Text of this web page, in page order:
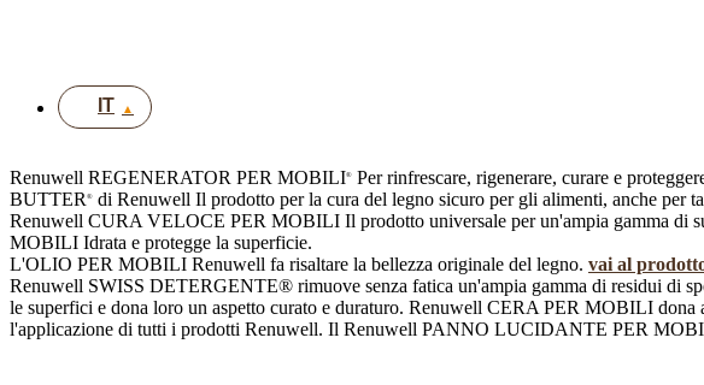
IT
Renuwell REGENERATOR PER MOBILI® Per rinfrescare, rigenerare, curare e
BUTTER ® di Renuwell Il prodotto per la cura del legno sicuro per gli alimenti, anche per
Renuwell CURA VELOCE PER MOBILI Il prodotto universale per un'ampia gamma
MOBILI Idrata e protegge la superficie.
L'OLIO PER MOBILI Renuwell fa risaltare la bellezza originale del legno. vai al
Renuwell SWISS DETERGENTE® rimuove senza fatica un'ampia gamma di residui di
le superfici e dona loro un aspetto curato e duraturo. Renuwell CERA PER MOBILI dona
l'applicazione di tutti i prodotti Renuwell. Il Renuwell PANNO LUCIDANTE PER